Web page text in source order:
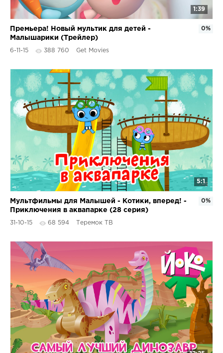
1:39
Премьера! Новый мультик для детей -
Малышарики (Трейлер)
6-11-15 388 760 Get Movies
0%
5:1
Мультфильмы для Малышей - Котики, вперед! -
Приключения в аквапарке (28 серия)
31-10-15 68 594 Теремок ТВ
0%